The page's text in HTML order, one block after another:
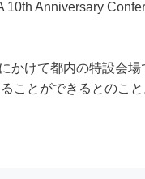
10th Anniversary
かけて都内の特設会
ことができるとのこ